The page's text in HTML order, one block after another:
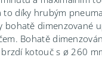
to díky hrubým
bohatě dimenzované
Bohatě
kotouč s ø 260